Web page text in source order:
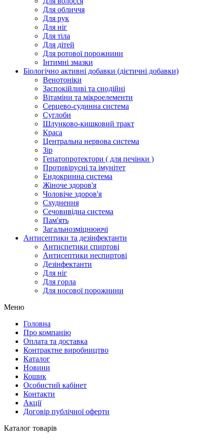
Для обличчя
Для рук
Для ніг
Для тіла
Для дітей
Для ротової порожнини
Інтимні змазки
Біологічно активні добавки (дієтичні добавки)
Венотоніки
Заспокійливі та снодійні
Вітаміни та мікроелементи
Серцево-судинна система
Суглоби
Шлунково-кишковий тракт
Краса
Центральна нервова система
Зір
Гепатопротектори ( для печінки )
Противірусні та імунітет
Ендокринна система
Жіноче здоров'я
Чоловіче здоров'я
Схуднення
Сечовивідна система
Пам'ять
Загальнозміцнюючі
Антисептики та дезінфектанти
Антиспетики спиртові
Антисептики неспиртові
Дезінфектанти
Для ніг
Для горла
Для носової порожнини
Меню
Головна
Про компанію
Оплата та доставка
Контрактне виробництво
Каталог
Новини
Кошик
Особистий кабінет
Контакти
Акції
Договір публічної оферти
Каталог товарів